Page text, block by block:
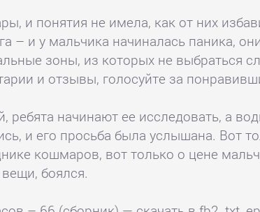
и понятия не имела, как от них
– и у мальчика начиналась паника,
зоны, из которых не выбраться
и отзывы, голосуйте за
ребята начинают ее исследовать, а
и его просьба была услышана. Вот
кошмаров, вот только о цене
боялся.